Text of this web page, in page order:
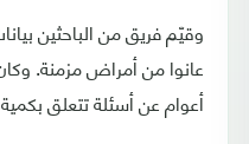
عانوا من أمراض مزمنة.
أعوام عن أسئلة تتعلق